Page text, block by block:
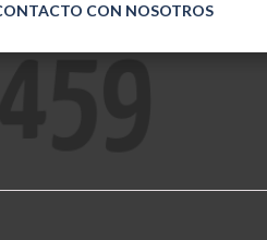
CON NOSOTROS